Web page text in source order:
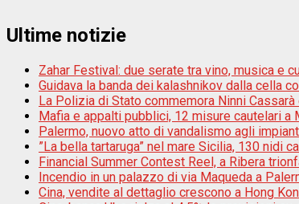
Ultime notizie
Zahar Festival: due serate tra vino, musica e
Guidava la banda dei kalashnikov dalla cella
La Polizia di Stato commemora Ninni
Mafia e appalti pubblici, 12 misure cautelari a
Palermo, nuovo atto di vandalismo agli
”La bella tartaruga” nel mare Sicilia, 130 nidi
Financial Summer Contest Reel, a Ribera
Incendio in un palazzo di via Maqueda a
Cina, vendite al dettaglio crescono a Hong